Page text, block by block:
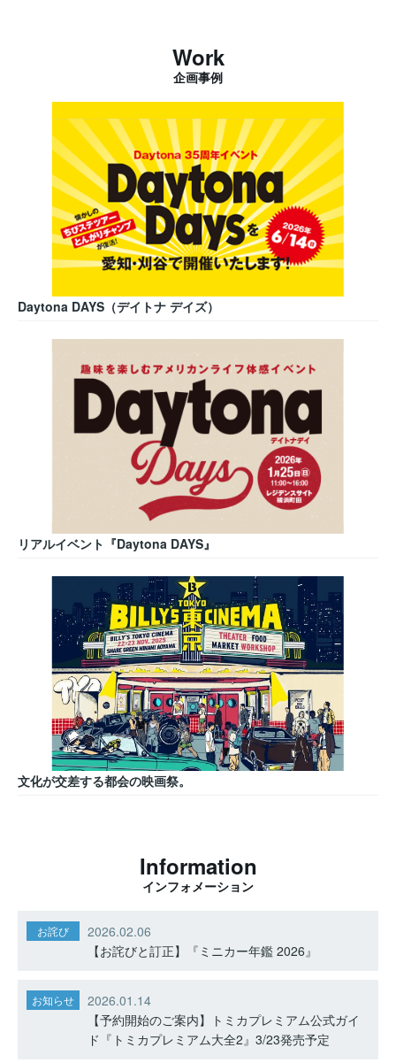
Work
企画事例
Daytona DAYS（デイトナ デイズ）
リアルイベント『Daytona DAYS』
文化が交差する都会の映画祭。
Information
インフォメーション
お詫び
2026.02.06
【お詫びと訂正】『ミニカー年鑑 2026』
お知らせ
2026.01.14
【予約開始のご案内】トミカプレミアム公式ガイ
ド『トミカプレミアム大全2』3/23発売予定